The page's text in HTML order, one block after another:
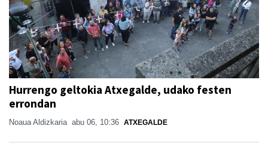
Hurrengo geltokia Atxegalde, udako festen
errondan
Noaua Aldizkaria abu 06, 10:36 ATXEGALDE